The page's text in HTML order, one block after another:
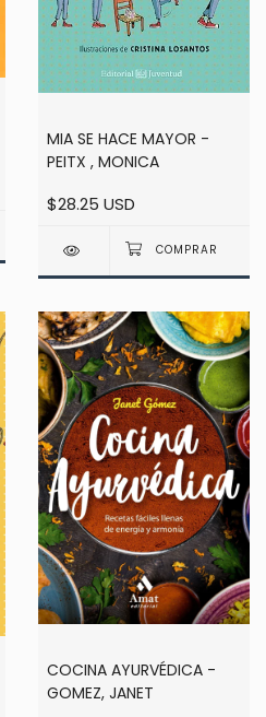
MIA SE HACE MAYOR -
PEITX , MONICA
$28.25 USD
COCINA AYURVÉDICA -
GOMEZ, JANET